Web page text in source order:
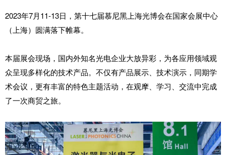
2023年7月11-13日，第十七届慕尼黑上海光博会在国家会展中心
（上海）圆满落下帷幕。
本届展会现场，国内外知名光电企业大放异彩，为各应用领域观
众呈现多样化的技术产品。不仅有产品展示、技术演示，同期学
术会议，更有丰富的特色主题活动，在观摩、学习、交流中完成
了一次商贸之旅。